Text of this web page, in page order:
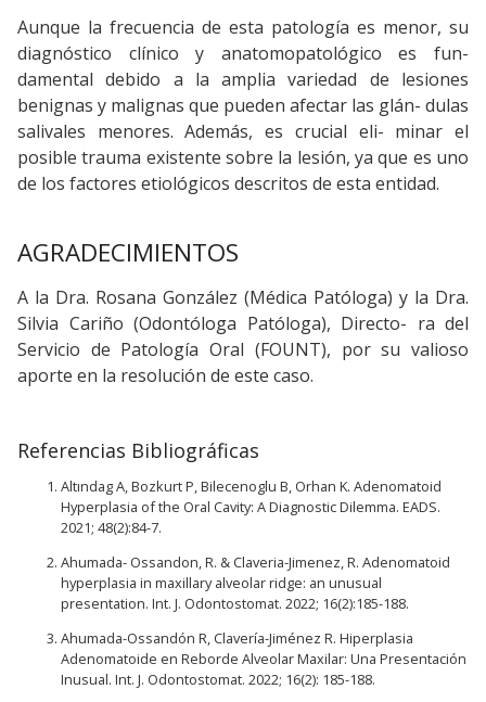
Aunque la frecuencia de esta patología es menor, su
diagnóstico clínico y anatomopatológico es fun-
damental debido a la amplia variedad de lesiones
benignas y malignas que pueden afectar las glán- dulas
salivales menores. Además, es crucial eli- minar el
posible trauma existente sobre la lesión, ya que es uno
de los factores etiológicos descritos de esta entidad.
AGRADECIMIENTOS
A la Dra. Rosana González (Médica Patóloga) y la Dra.
Silvia Cariño (Odontóloga Patóloga), Directo- ra del
Servicio de Patología Oral (FOUNT), por su valioso
aporte en la resolución de este caso.
Referencias Bibliográficas
Altındag A, Bozkurt P, Bilecenoglu B, Orhan K. Adenomatoid
Hyperplasia of the Oral Cavity: A Diagnostic Dilemma. EADS.
2021; 48(2):84-7.
Ahumada- Ossandon, R. & Claveria-Jimenez, R. Adenomatoid
hyperplasia in maxillary alveolar ridge: an unusual
presentation. Int. J. Odontostomat. 2022; 16(2):185-188.
Ahumada-Ossandón R, Clavería-Jiménez R. Hiperplasia
Adenomatoide en Reborde Alveolar Maxilar: Una Presentación
Inusual. Int. J. Odontostomat. 2022; 16(2): 185-188.